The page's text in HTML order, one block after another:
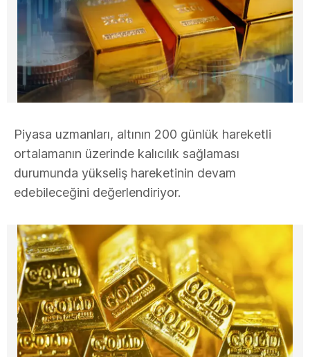
Piyasa uzmanları, altının 200 günlük hareketli
ortalamanın üzerinde kalıcılık sağlaması
durumunda yükseliş hareketinin devam
edebileceğini değerlendiriyor.